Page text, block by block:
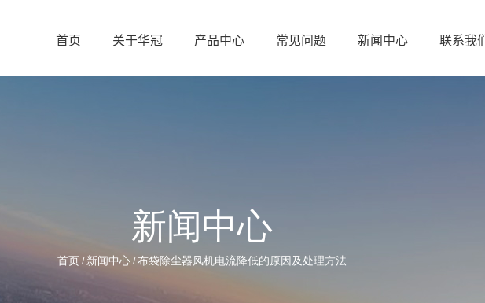
首页 关于华冠 产品中心 常见问题 新闻中心 联系我们
新闻中心
首页 / 新闻中心 /布袋除尘器风机电流降低的原因及处理方法